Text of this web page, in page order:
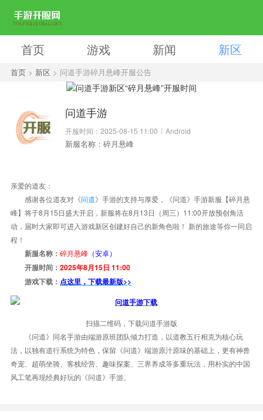
首页 游戏 新闻 新区
首页> 新区 > 问道手游碎月悬峰开服公告
问道手游
开服时间：2025-08-15 11:00 Android
新服名称：碎月悬峰
亲爱的道友：
感谢各位道友对《问道》手游的支持与厚爱，《问道》手游新服【碎月悬
峰】将于8月15日盛大开启，新服将在8月13日（周三）11:00开放预创角活
动，届时大家即可进入游戏新区创建好自己的新角色啦！ 新的旅途等你一同启
程！
新服名称： 碎月悬峰（安卓）
开服时间： 2025年8月15日 11:00
游戏下载： 点这里，下载最新版>>
扫描二维码，下载问道手游版
《问道》同名手游由端游原班团队倾力打造，以道教五行相克为核心玩
法，以独有道行系统为特色，保留《问道》端游原汁原味的基础上，更有神兽
奇宠、超萌坐骑、客栈经营、趣味探案、三界养成等多重玩法，用朴实的中国
风工笔再现经典好玩的《问道》手游。